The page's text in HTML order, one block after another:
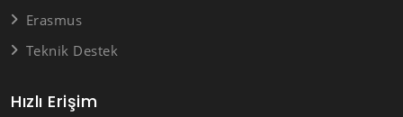
Hızlı Erişim
Erasmus
Teknik Destek